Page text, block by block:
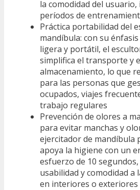
la comodidad del
períodos de
Práctica portabilidad del
mandíbula: con su
ligera y portátil, el
simplifica el transporte y
almacenamiento, lo que
para las personas que
ocupados, viajes
trabajo regulares
Prevención de olores a
para evitar manchas y
ejercitador de mandíbula
apoya la higiene con un
esfuerzo de 10
usabilidad y comodidad a
en interiores o exteriores